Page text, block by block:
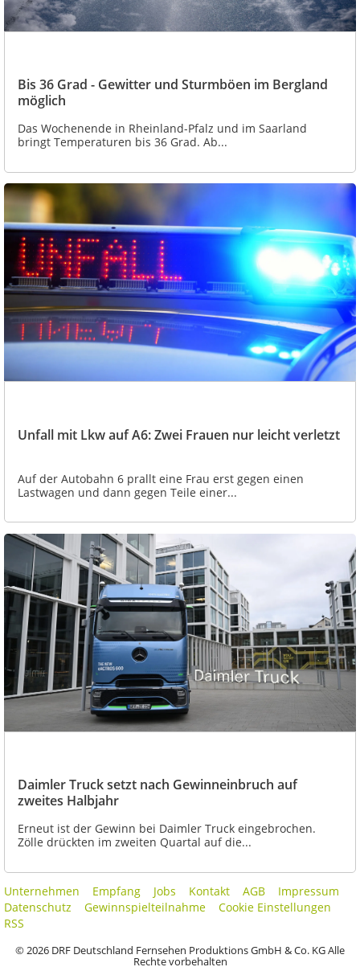
Bis 36 Grad - Gewitter und Sturmböen im Bergland
möglich
Das Wochenende in Rheinland-Pfalz und im Saarland
bringt Temperaturen bis 36 Grad. Ab...
Unfall mit Lkw auf A6: Zwei Frauen nur leicht verletzt
Auf der Autobahn 6 prallt eine Frau erst gegen einen
Lastwagen und dann gegen Teile einer...
Daimler Truck setzt nach Gewinneinbruch auf
zweites Halbjahr
Erneut ist der Gewinn bei Daimler Truck eingebrochen.
Zölle drückten im zweiten Quartal auf die...
Unternehmen Empfang Jobs Kontakt AGB
Impressum
Datenschutz
Gewinnspielteilnahme
Cookie Einstellungen
RSS
© 2026 DRF Deutschland Fernsehen Produktions GmbH & Co. KG Alle
Rechte vorbehalten